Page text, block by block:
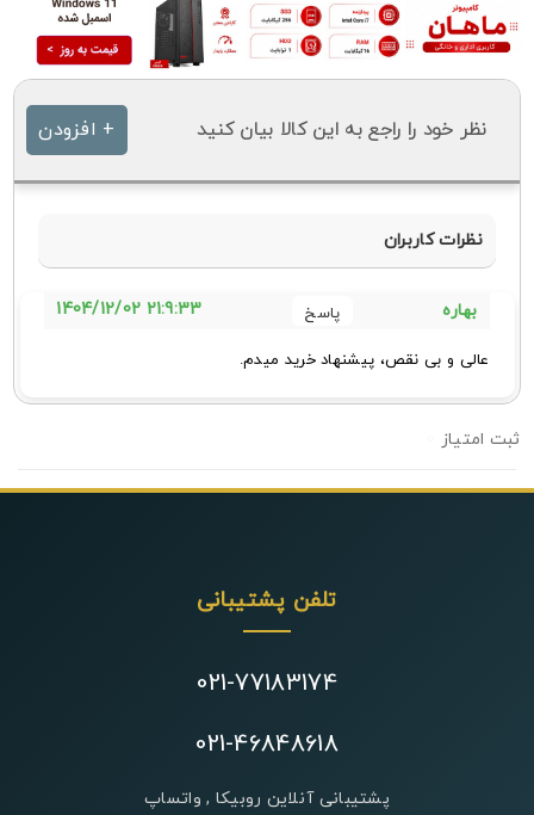
نظر خود را راجع به این کالا بیان کنید + افزودن
نظرات کاربران
بهاره 21:9:33 1404/12/02
عالی و بی نقص، پیشنهاد خرید میدم.
تلفن پشتیبانی
021-77183174
021-46848618
پشتیبانی آنلاین روبیکا , واتساپ